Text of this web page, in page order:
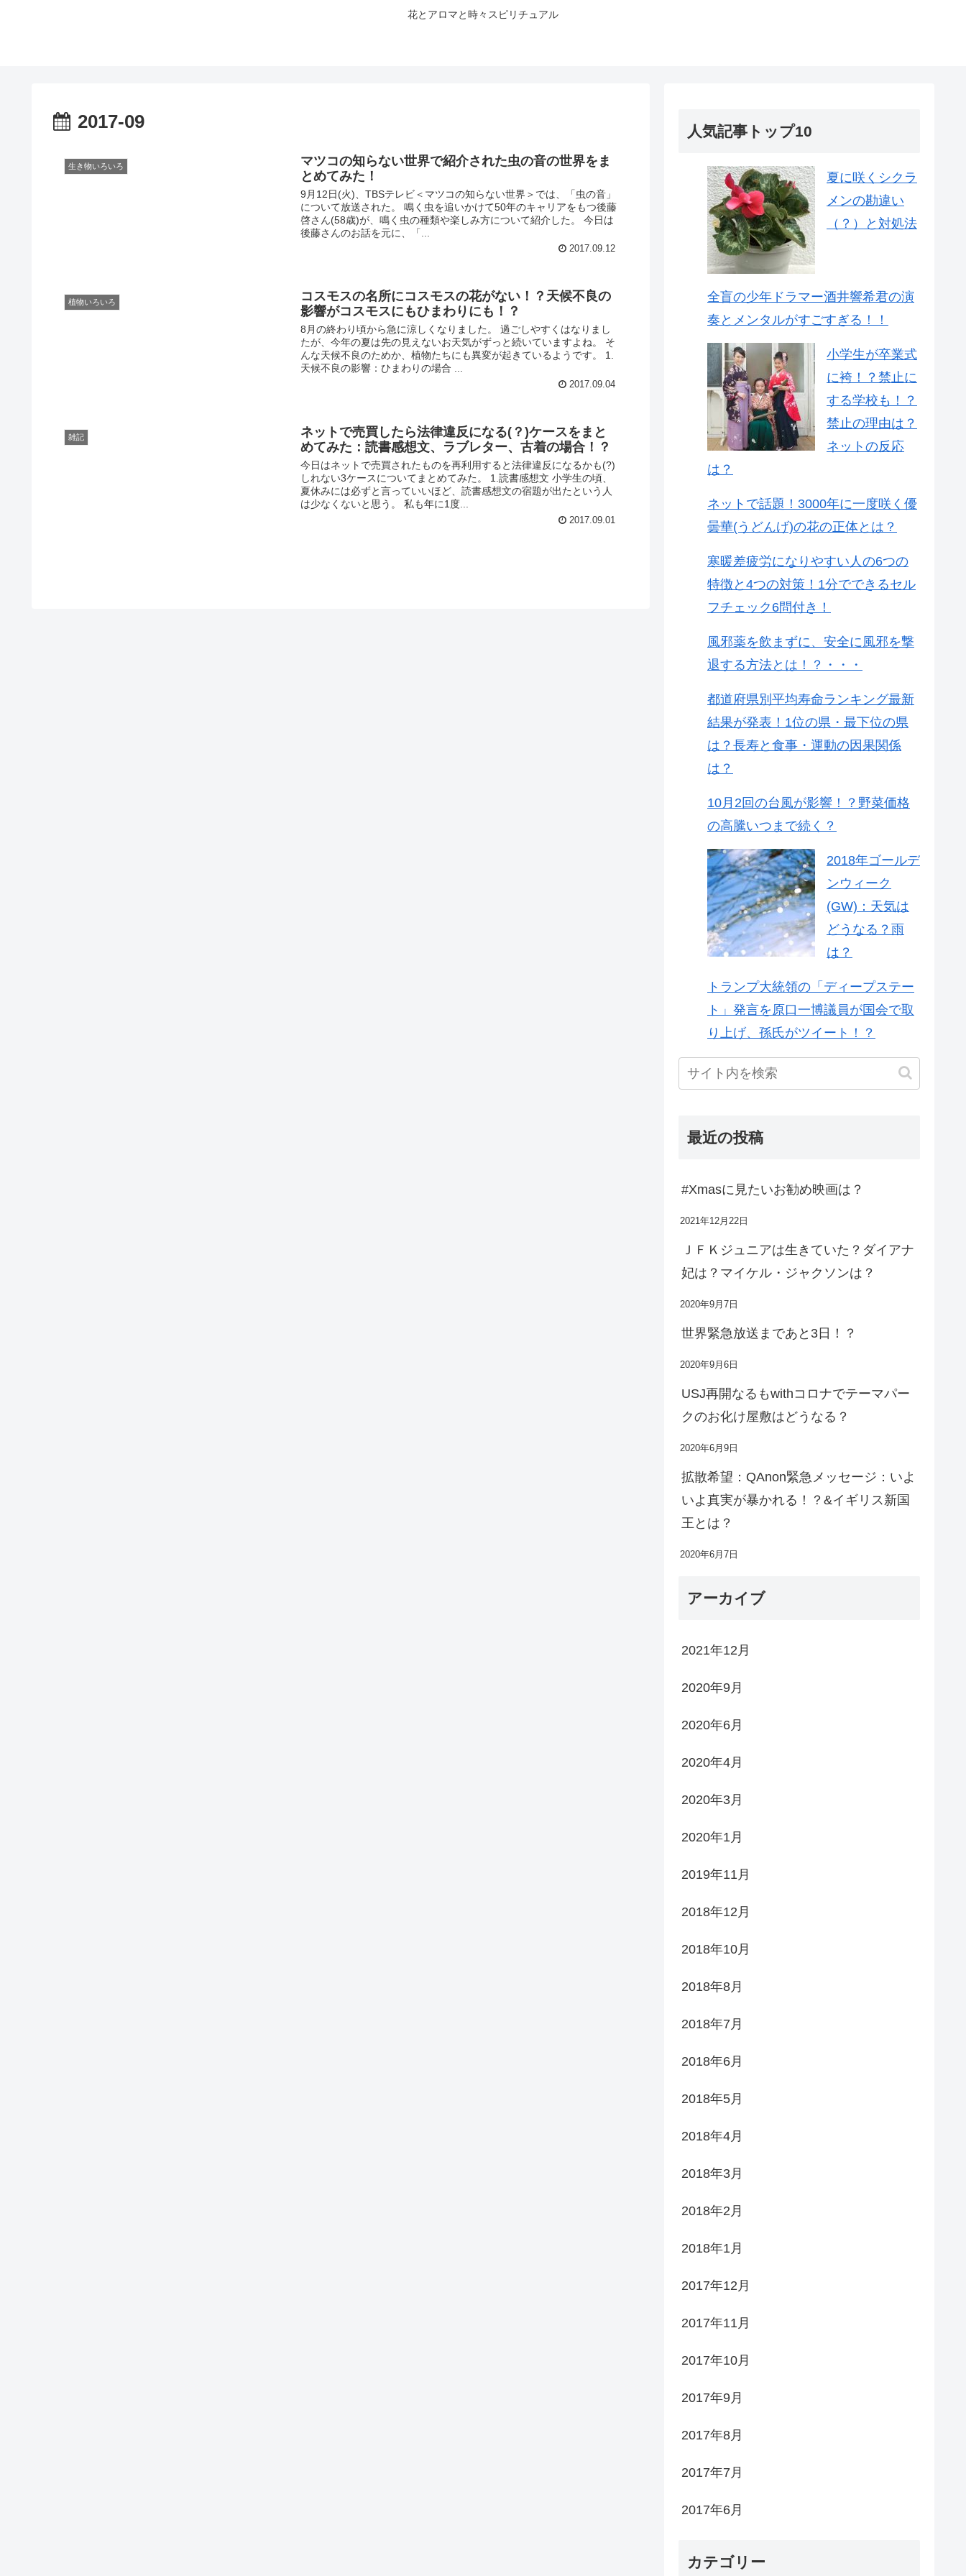
花とアロマと時々スピリチュアル
2017-09
生き物いろいろ
マツコの知らない世界で紹介された虫の音の世界をま
とめてみた！
9月12日(火)、TBSテレビ＜マツコの知らない世界＞では、「虫の音」
について放送された。 鳴く虫を追いかけて50年のキャリアをもつ後藤
啓さん(58歳)が、鳴く虫の種類や楽しみ方について紹介した。 今日は
後藤さんのお話を元に、「...
2017.09.12
植物いろいろ
コスモスの名所にコスモスの花がない！？天候不良の
影響がコスモスにもひまわりにも！？
8月の終わり頃から急に涼しくなりました。 過ごしやすくはなりまし
たが、今年の夏は先の見えないお天気がずっと続いていますよね。 そ
んな天候不良のためか、植物たちにも異変が起きているようです。 1.
天候不良の影響：ひまわりの場合 ...
2017.09.04
雑記
ネットで売買したら法律違反になる(？)ケースをまと
めてみた：読書感想文、ラブレター、古着の場合！？
今日はネットで売買されたものを再利用すると法律違反になるかも(?)
しれない3ケースについてまとめてみた。 1.読書感想文 小学生の頃、
夏休みには必ずと言っていいほど、読書感想文の宿題が出たという人
は少なくないと思う。 私も年に1度...
2017.09.01
人気記事トップ10
夏に咲くシクラ
メンの勘違い
（？）と対処法
全盲の少年ドラマー酒井響希君の演
奏とメンタルがすごすぎる！！
小学生が卒業式
に袴！？禁止に
する学校も！？
禁止の理由は？
ネットの反応
は？
ネットで話題！3000年に一度咲く優
曇華(うどんげ)の花の正体とは？
寒暖差疲労になりやすい人の6つの
特徴と4つの対策！1分でできるセル
フチェック6問付き！
風邪薬を飲まずに、安全に風邪を撃
退する方法とは！？・・・
都道府県別平均寿命ランキング最新
結果が発表！1位の県・最下位の県
は？長寿と食事・運動の因果関係
は？
10月2回の台風が影響！？野菜価格
の高騰いつまで続く？
2018年ゴールデ
ンウィーク
(GW)：天気は
どうなる？雨
は？
トランプ大統領の「ディープステー
ト」発言を原口一博議員が国会で取
り上げ、孫氏がツイート！？
最近の投稿
#Xmasに見たいお勧め映画は？
2021年12月22日
ＪＦＫジュニアは生きていた？ダイアナ
妃は？マイケル・ジャクソンは？
2020年9月7日
世界緊急放送まであと3日！？
2020年9月6日
USJ再開なるもwithコロナでテーマパー
クのお化け屋敷はどうなる？
2020年6月9日
拡散希望：QAnon緊急メッセージ：いよ
いよ真実が暴かれる！？&イギリス新国
王とは？
2020年6月7日
アーカイブ
2021年12月
2020年9月
2020年6月
2020年4月
2020年3月
2020年1月
2019年11月
2018年12月
2018年10月
2018年8月
2018年7月
2018年6月
2018年5月
2018年4月
2018年3月
2018年2月
2018年1月
2017年12月
2017年11月
2017年10月
2017年9月
2017年8月
2017年7月
2017年6月
カテゴリー